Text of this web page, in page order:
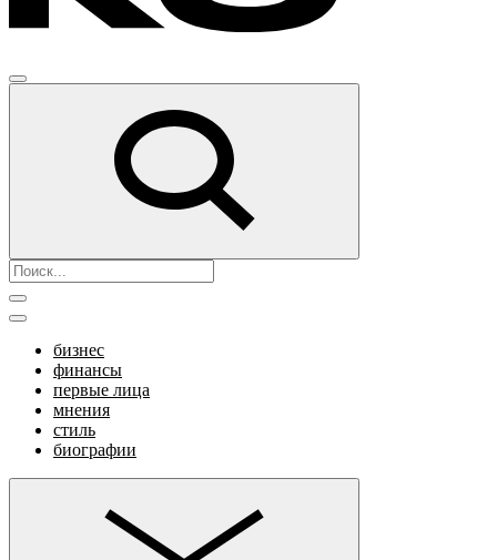
бизнес
финансы
первые лица
мнения
стиль
биографии